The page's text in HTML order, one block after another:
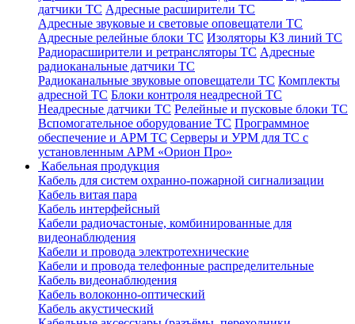
датчики ТС Адресные расширители ТС
Адресные звуковые и световые оповещатели ТС
Адресные релейные блоки ТС Изоляторы КЗ линий ТС
Радиорасширители и ретрансляторы ТС Адресные
радиоканальные датчики ТС
Радиоканальные звуковые оповещатели ТС Комплекты
адресной ТС Блоки контроля неадресной ТС
Неадресные датчики ТС Релейные и пусковые блоки ТС
Вспомогательное оборудование ТС Программное
обеспечение и АРМ ТС Серверы и УРМ для ТС с
установленным АРМ «Орион Про»
Кабельная продукция
Кабель для систем охранно-пожарной сигнализации
Кабель витая пара
Кабель интерфейсный
Кабели радиочастоные, комбинированные для
видеонаблюдения
Кабели и провода электротехнические
Кабели и провода телефонные распределительные
Кабель видеонаблюдения
Кабель волоконно-оптический
Кабель акустический